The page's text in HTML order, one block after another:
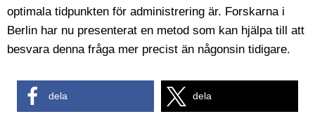
optimala tidpunkten för administrering är. Forskarna i
Berlin har nu presenterat en metod som kan hjälpa till att
besvara denna fråga mer precist än någonsin tidigare.
dela dela